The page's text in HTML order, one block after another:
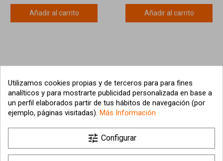
Añadir al carrito Añadir al carrito
Utilizamos cookies propias y de terceros para para fines
analíticos y para mostrarte publicidad personalizada en base a
un perfil elaborados partir de tus hábitos de navegación (por
ejemplo, páginas visitadas). Más Información
tune Configurar